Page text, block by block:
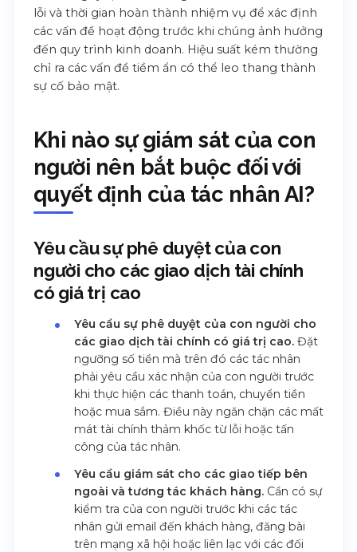
lỗi và thời gian hoàn thành nhiệm vụ để xác định
các vấn đề hoạt động trước khi chúng ảnh hưởng
đến quy trình kinh doanh. Hiệu suất kém thường
chỉ ra các vấn đề tiềm ẩn có thể leo thang thành
sự cố bảo mật.
Khi nào sự giám sát của con
người nên bắt buộc đối với
quyết định của tác nhân AI?
Yêu cầu sự phê duyệt của con
người cho các giao dịch tài chính
có giá trị cao
Yêu cầu sự phê duyệt của con người cho
các giao dịch tài chính có giá trị cao.Đặt
ngưỡng số tiền mà trên đó các tác nhân
phải yêu cầu xác nhận của con người trước
khi thực hiện các thanh toán, chuyển tiền
hoặc mua sắm. Điều này ngăn chặn các mất
mát tài chính thảm khốc từ lỗi hoặc tấn
công của tác nhân.
Yêu cầu giám sát cho các giao tiếp bên
ngoài và tương tác khách hàng.Cần có sự
kiểm tra của con người trước khi các tác
nhân gửi email đến khách hàng, đăng bài
trên mạng xã hội hoặc liên lạc với các đối